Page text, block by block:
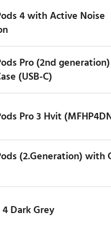
4 with Active Noise
Pro (2nd
(USB-C)
Pro 3 Hvit
(2.Generation) with
Dark Grey